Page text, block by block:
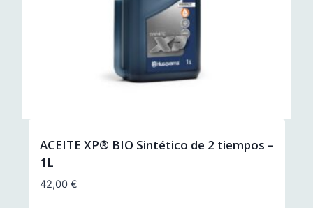
ACEITE XP® BIO Sintético de 2 tiempos –
1L
42,00 €